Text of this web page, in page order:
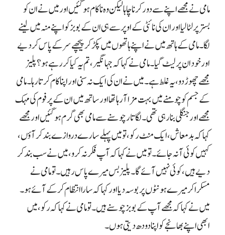
مامی نے مجھے اپنے سے دور کرنا چاہا لیکن وہ ناکام ہو گئیں اور میں نے ان کو
بستر پر لٹا لیا اور ان کی نائٹی کے اوپر سے ہی ان کے بوبز کو اپنے منہ میں لینے
لگا۔ مامی کے ہاتھ میں نے اپنے ہاتھوں میں پکڑ کر پیچھے سر کے پاس کر دیے
اور خود ان پر لیٹ گیا۔ مامی نے کہا کہ جہانگیر، تم یہ کیا کر رہے ہو؟ پلیز
مجھے چھوڑ دو، یہ غلط ہے۔ میں نے ان کی ایک نہ سنی اور اپنا کام کرتا رہا۔ مامی
کے جسم کو چومنے میں بہت مزا آ رہا تھا اور ساتھ میں ان کے پرفوم کی مہک
مجھے اور جنگلی بنا رہی تھی۔ لگاتار چوسنے سے مامی بھی گرم ہو گئیں اور مجھے
کہا کہ بدمعاش، ایک منٹ رکو، تو میں پہلے سارے دروازے بند کر آؤں،
کہیں کوئی آ نہ جائے۔ تو میں نے کہا کہ آپ فکر نہ کرو، میں نے سب بند کر
دیے ہیں، کوئی نہیں آئے گا۔ پلیز بس میرے پاس رہیں۔ تو مامی نے
مسکرا کر میرے ہونٹوں پر بوسہ دیا اور کہا کہ سارا انتظام کر کے آئے ہو۔
میں نے کہا کہ مجھے آپ کے بوبز چوسنے ہیں۔ تو مامی نے کہا کہ رکو، میں
ابھی اپنے بھانجے کو اپنا دودھ دیتی ہوں۔